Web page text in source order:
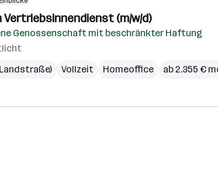
(m/w/d)
Genossenschaft mit beschränkter Haftung
Vollzeit Homeoffice ab 2.355 €